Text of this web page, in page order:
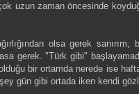
çok uzun zaman öncesinde
olsa gerek
gerek. "Türk gibi"
bir ortamda nerede ise
gün gibi ortada iken kendi